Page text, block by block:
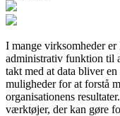
I mange virksomheder
administrativ funktion til
takt med at data bliver
muligheder for at forstå
organisationens
værktøjer, der kan gøre